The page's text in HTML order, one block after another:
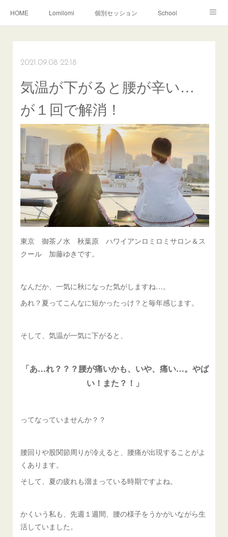
HOME Lomilomi 個別セッション School
School無料説明会
2021.09.08 22:18
気温が下がると腰が辛い…
が１回で解消！
東京 御茶ノ水 秋葉原 ハワイアンロミロミサロン＆ス
クール 加藤ゆきです。
なんだか、一気に秋になった気がしますね…。
あれ？夏ってこんなに短かったっけ？と毎年感じます。
そして、気温が一気に下がると、
「あ…れ？？？腰が痛いかも、いや、痛い…。やば
い！また？！」
ってなっていませんか？？
腰回りや股関節周りが冷えると、腰痛が出現することがよ
くあります。
そして、夏の疲れも溜まっている時期ですよね。
かくいう私も、先週１週間、腰の様子をうかがいながら生
活していました。